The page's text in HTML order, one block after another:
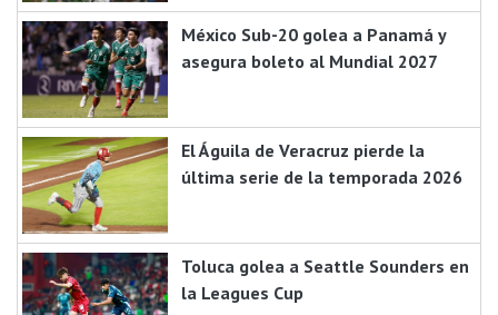
México Sub-20 golea a Panamá y
asegura boleto al Mundial 2027
El Águila de Veracruz pierde la
última serie de la temporada 2026
Toluca golea a Seattle Sounders en
la Leagues Cup